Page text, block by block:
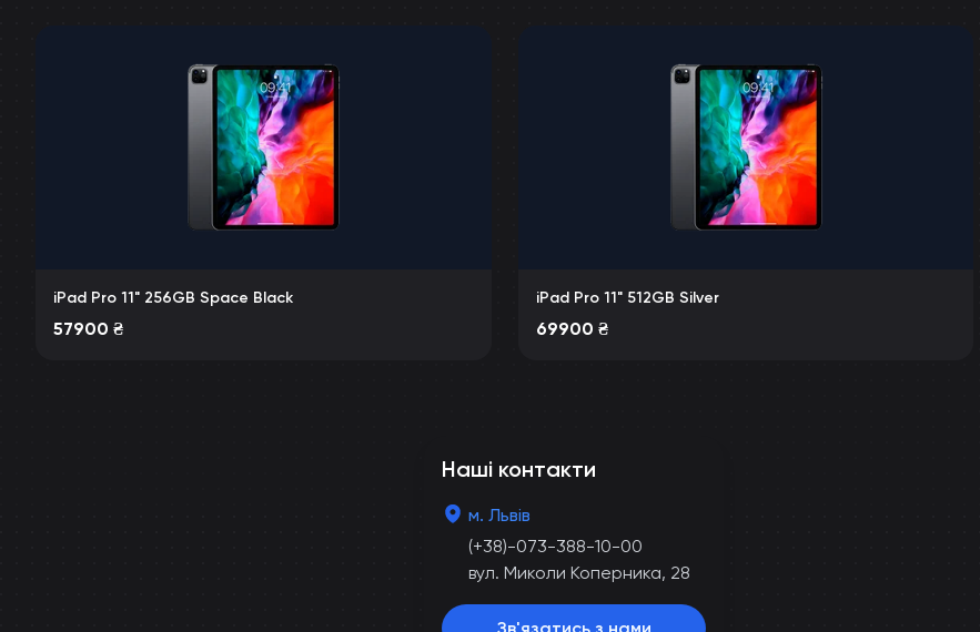
iPad Pro 11" 256GB Space Black
57900 ₴
iPad Pro 11" 512GB Silver
69900 ₴
Наші контакти
м. Львів
(+38)-073-388-10-00
вул. Миколи Коперника, 28